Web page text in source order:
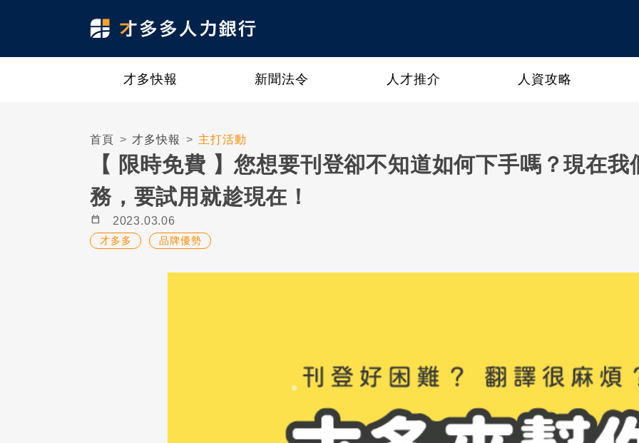
才多快報 新聞法令 人才推介 人資攻略
首頁 才多快報 主打活動
【 限時免費 】您想要刊登卻不知道如何下手嗎？現在
務，要試用就趁現在！
calendar_today 2023.03.06
才多多 品牌優勢